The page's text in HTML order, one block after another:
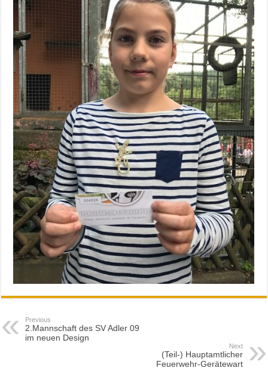
Previous
2.Mannschaft des SV Adler 09
im neuen Design
Next
(Teil-) Hauptamtlicher
Feuerwehr-Gerätewart